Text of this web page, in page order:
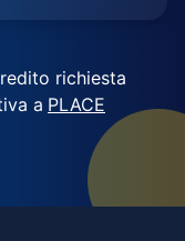
richiesta
a PLACE